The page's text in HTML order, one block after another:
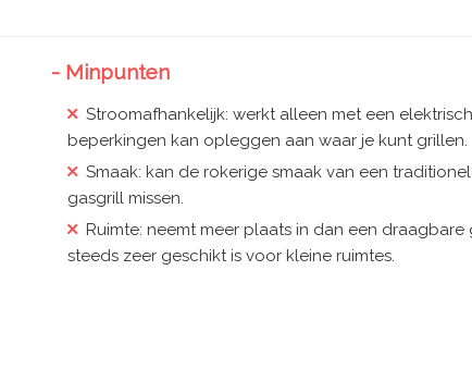
- Minpunten
Stroomafhankelijk: werkt alleen met een
beperkingen kan opleggen aan waar je kunt grillen.
Smaak: kan de rokerige smaak van een
gasgrill missen.
Ruimte: neemt meer plaats in dan een
steeds zeer geschikt is voor kleine ruimtes.